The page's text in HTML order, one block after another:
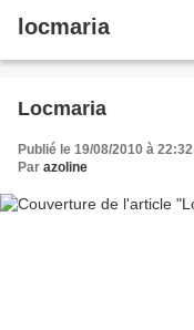
locmaria
Locmaria
Publié le 19/08/2010 à 22:32
Par azoline